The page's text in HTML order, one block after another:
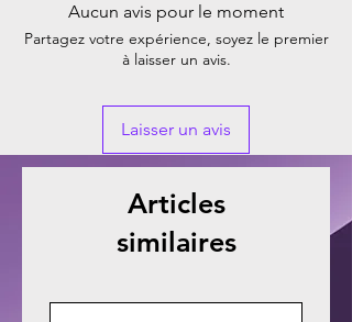
Aucun avis pour le moment
Partagez votre expérience, soyez le premier
à laisser un avis.
Laisser un avis
Articles
similaires